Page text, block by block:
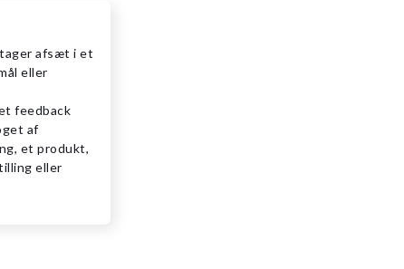
afsæt i et
eller
feedback
af
et produkt,
eller